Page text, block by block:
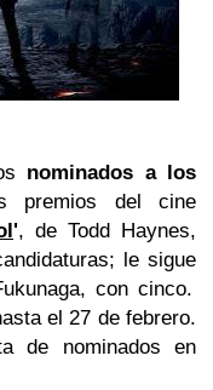
nominados a los
premios del cine
', de Todd Haynes,
le sigue
con cinco.
el 27 de febrero.
de nominados en